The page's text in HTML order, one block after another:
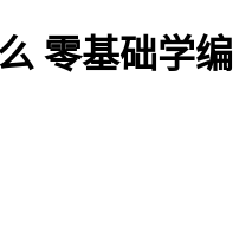
零基础学编